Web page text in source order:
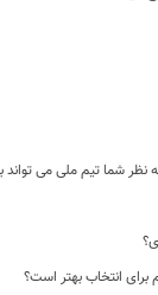
شما تیم ملی می